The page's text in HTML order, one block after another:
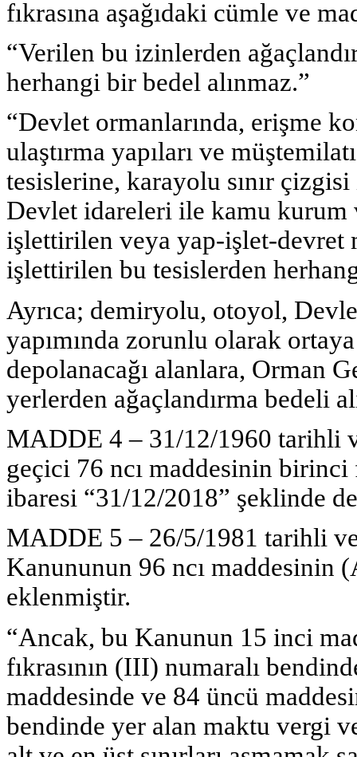
fıkrasına aşağıdaki cümle ve
“Verilen bu izinlerden
herhangi bir bedel alınmaz.”
“Devlet ormanlarında, erişme
ulaştırma yapıları ve
tesislerine, karayolu sınır
Devlet idareleri ile kamu kurum
işlettirilen veya yap-işlet-devret
işlettirilen bu tesislerden
Ayrıca; demiryolu, otoyol,
yapımında zorunlu olarak
depolanacağı alanlara, Orman
yerlerden ağaçlandırma bedeli
MADDE 4 – 31/12/1960 tarihli
geçici 76 ncı maddesinin birinci
ibaresi “31/12/2018” şeklinde
MADDE 5 – 26/5/1981 tarihli
Kanununun 96 ncı maddesinin
eklenmiştir.
“Ancak, bu Kanunun 15 inci
fıkrasının (III) numaralı
maddesinde ve 84 üncü
bendinde yer alan maktu vergi